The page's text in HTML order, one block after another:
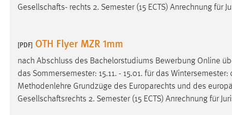
Gesellschafts- rechts 2. Semester (15 ECTS) Anrechnung für Ju
[PDF] OTH Flyer MZR 1mm
nach Abschluss des Bachelorstudiums Bewerbung Online
das Sommersemester: 15.11. - 15.01. für das
Methodenlehre Grundzüge des Europarechts und des
Gesellschaftsrechts 2. Semester (15 ECTS) Anrechnung für
Cookie Laufzeit: Max. 13 Monate